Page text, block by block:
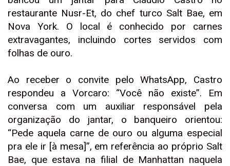
restaurante Nusr-Et, do chef turco Salt Bae, em
Nova York. O local é conhecido por carnes
extravagantes, incluindo cortes servidos com
folhas de ouro.
Ao receber o convite pelo WhatsApp, Castro
respondeu a Vorcaro: “Você não existe”. Em
conversa com um auxiliar responsável pela
organização do jantar, o banqueiro orientou:
“Pede aquela carne de ouro ou alguma especial
pra ele ir [à mesa]”, em referência ao próprio Salt
Bae, que estava na filial de Manhattan naquela